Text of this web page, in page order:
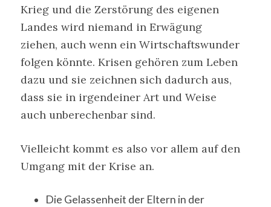
Krieg und die Zerstörung des eigenen
Landes wird niemand in Erwägung
ziehen, auch wenn ein Wirtschaftswunder
folgen könnte. Krisen gehören zum Leben
dazu und sie zeichnen sich dadurch aus,
dass sie in irgendeiner Art und Weise
auch unberechenbar sind.
Vielleicht kommt es also vor allem auf den
Umgang mit der Krise an.
Die Gelassenheit der Eltern in der